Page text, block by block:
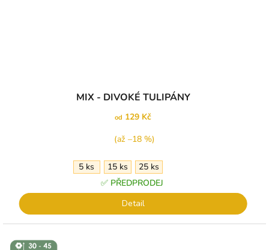
MIX - DIVOKÉ TULIPÁNY
od 129 Kč
(až –18 %)
5 ks 15 ks
25 ks
✅ PŘEDPRODEJ
Detail
↕️ VÝŠKA 30